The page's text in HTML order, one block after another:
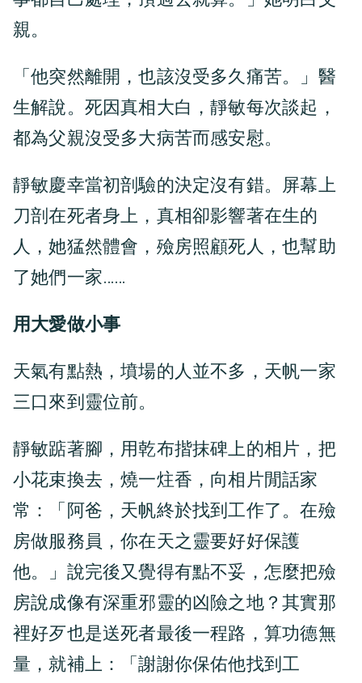
親。
「他突然離開，也該沒受多久痛苦。」醫
生解說。死因真相大白，靜敏每次談起，
都為父親沒受多大病苦而感安慰。
靜敏慶幸當初剖驗的決定沒有錯。屏幕上
刀剖在死者身上，真相卻影響著在生的
人，她猛然體會，殮房照顧死人，也幫助
了她們一家……
用大愛做小事
天氣有點熱，墳場的人並不多，天帆一家
三口來到靈位前。
靜敏踮著腳，用乾布揩抹碑上的相片，把
小花束換去，燒一炷香，向相片閒話家
常：「阿爸，天帆終於找到工作了。在殮
房做服務員，你在天之靈要好好保護
他。」說完後又覺得有點不妥，怎麼把殮
房說成像有深重邪靈的凶險之地？其實那
裡好歹也是送死者最後一程路，算功德無
量，就補上：「謝謝你保佑他找到工